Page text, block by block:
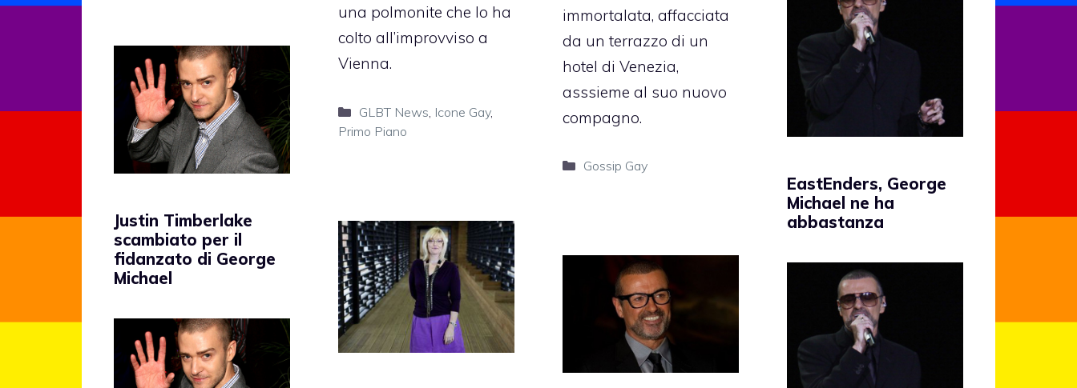
una polmonite che lo ha
colto all’improvviso a
Vienna.
Categorie
GLBT News Icone Gay,
Primo Piano
immortalata, affacciata
da un terrazzo di un
hotel di Venezia,
asssieme al suo nuovo
compagno.
Categorie
Gossip Gay
EastEnders, George
Michael ne ha
abbastanza
Justin Timberlake
scambiato per il
fidanzato di George
Michael